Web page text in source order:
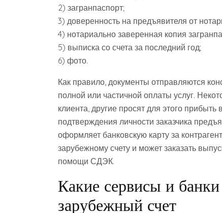
2) загранпаспорт;
3) доверенность на предъявителя от
4) нотариально заверенная копия
5) выписка со счета за последний год;
6) фото.
Как правило, документы отправляются
полной или частичной оплаты услуг.
клиента, другие просят для этого
подтверждения личности заказчика
оформляет банковскую карту за
зарубежному счету и может заказать
помощи СДЭК.
Какие сервисы и
зарубежный счет